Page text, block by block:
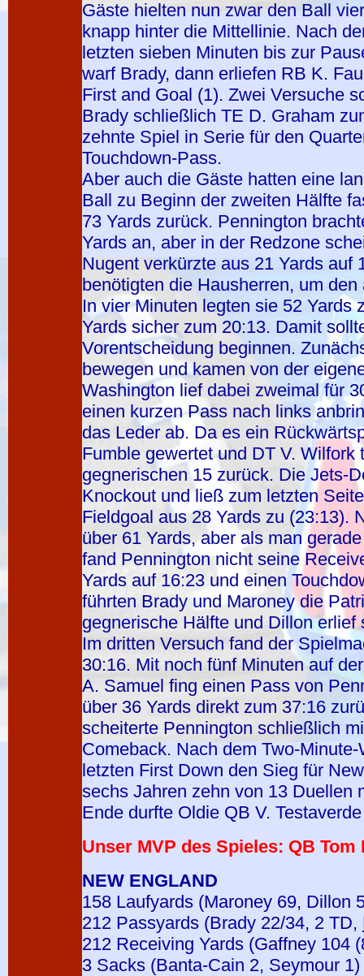
Gäste hielten nun zwar den Ball
knapp hinter die Mittellinie. Nach
letzten sieben Minuten bis zur
warf Brady, dann erliefen RB K.
First and Goal (1). Zwei Versuche
Brady schließlich TE D. Graham
zehnte Spiel in Serie für den
Touchdown-Pass.
Aber auch die Gäste hatten eine
Ball zu Beginn der zweiten Hälfte
73 Yards zurück. Pennington
Yards an, aber in der Redzone
Nugent verkürzte aus 21 Yards auf
benötigten die Hausherren, um
In vier Minuten legten sie 52 Yards
Yards sicher zum 20:13. Damit
Vorentscheidung beginnen.
bewegen und kamen von der
Washington lief dabei zweimal für
einen kurzen Pass nach links
das Leder ab. Da es ein
Fumble gewertet und DT V.
gegnerischen 15 zurück. Die Jets-
Knockout und ließ zum letzten
Fieldgoal aus 28 Yards zu (23:13).
über 61 Yards, aber als man
fand Pennington nicht seine
Yards auf 16:23 und einen
führten Brady und Maroney die
gegnerische Hälfte und Dillon
Im dritten Versuch fand der
30:16. Mit noch fünf Minuten auf
A. Samuel fing einen Pass von
über 36 Yards direkt zum 37:16
scheiterte Pennington schließlich
Comeback. Nach dem Two-
letzten First Down den Sieg für
sechs Jahren zehn von 13 Duellen
Ende durfte Oldie QB V.
Unser MVP des Spieles: QB
NEW ENGLAND
158 Laufyards (Maroney 69, Dillon
212 Passyards (Brady 22/34, 2 TD,
212 Receiving Yards (Gaffney 104
3 Sacks (Banta-Cain 2, Seymour 1)